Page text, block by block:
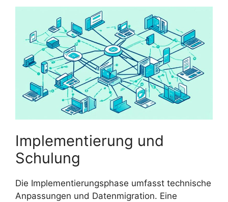
Implementierung und
Schulung
Die Implementierungsphase umfasst technische
Anpassungen und Datenmigration. Eine